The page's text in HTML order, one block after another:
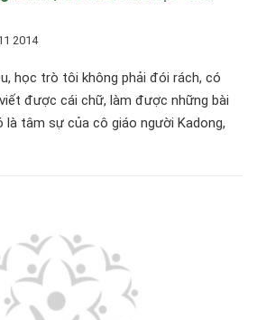
2014
học trò tôi không phải đói rách, có
được cái chữ, làm được những bài
là tâm sự của cô giáo người Kadong,